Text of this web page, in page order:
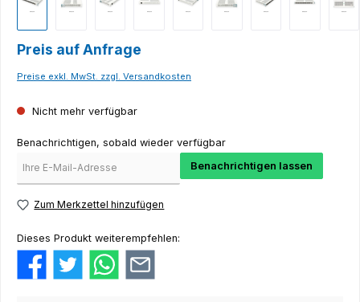
Preis auf Anfrage
Preise exkl. MwSt. zzgl. Versandkosten
Nicht mehr verfügbar
Benachrichtigen, sobald wieder verfügbar
Benachrichtigen lassen
Zum Merkzettel hinzufügen
Dieses Produkt weiterempfehlen: